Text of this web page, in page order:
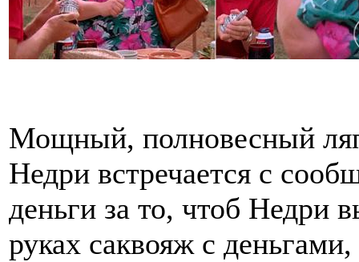
Мощный, полновесный
Недри встречается с
деньги за то, чтоб Недри
руках саквояж с